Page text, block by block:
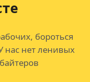
бороться
нет ленивых